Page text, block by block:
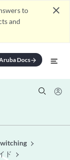
to
and
close
Docsarrow_forward
ド